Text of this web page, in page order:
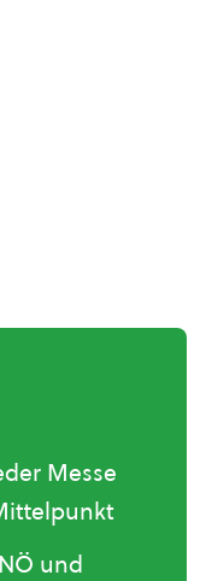
Messe
und